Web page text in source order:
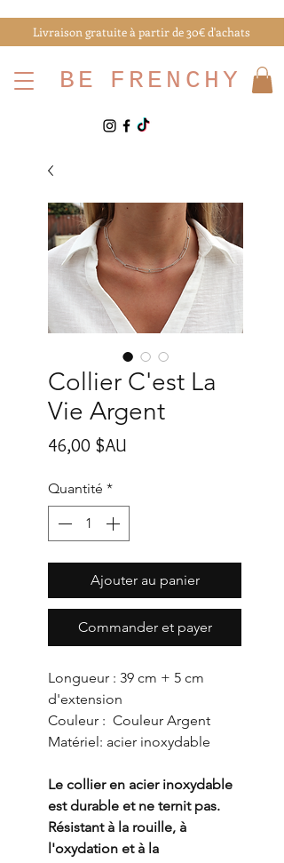
Livraison gratuite à partir de 30€ d'achats
BE FRENCHY
Collier C'est La
Vie Argent
46,00 $AU
Quantité *
Ajouter au panier
Commander et payer
Longueur : 39 cm + 5 cm
d'extension
Couleur : Couleur Argent
Matériel: acier inoxydable
Le collier en acier inoxydable
est durable et ne ternit pas.
Résistant à la rouille, à
l'oxydation et à la